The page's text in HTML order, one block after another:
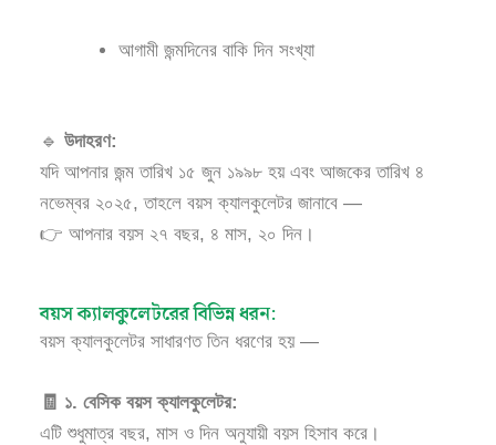
আগামী জন্মদিনের বাকি দিন সংখ্যা
🔹উদাহরণ:
যদি আপনার জন্ম তারিখ ১৫ জুন ১৯৯৮ হয় এবং আজকের তারিখ ৪
নভেম্বর ২০২৫, তাহলে বয়স ক্যালকুলেটর জানাবে —
👉 আপনার বয়স ২৭ বছর, ৪ মাস, ২০ দিন।
বয়স ক্যালকুলেটরের বিভিন্ন ধরন:
বয়স ক্যালকুলেটর সাধারণত তিন ধরণের হয় —
🧾 ১. বেসিক বয়স ক্যালকুলেটর:
এটি শুধুমাত্র বছর, মাস ও দিন অনুযায়ী বয়স হিসাব করে।